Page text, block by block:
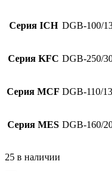
Серия ICH DGB-100/
Серия KFC DGB-250/
Серия MCF DGB-110/
Серия MES DGB-160/
25 в наличии